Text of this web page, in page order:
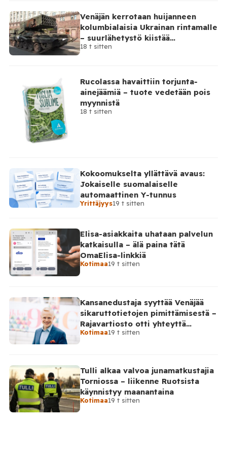
Venäjän kerrotaan huijanneen
kolumbialaisia Ukrainan rintamalle
– suurlähetystö kiistää
osallisuutensa
18 t sitten
Rucolassa havaittiin torjunta-
ainejäämiä – tuote vedetään pois
myynnistä
18 t sitten
Kokoomukselta yllättävä avaus:
Jokaiselle suomalaiselle
automaattinen Y-tunnus
Yrittäjyys19 t sitten
Elisa-asiakkaita uhataan palvelun
katkaisulla – älä paina tätä
OmaElisa-linkkiä
Kotimaa19 t sitten
Kansanedustaja syyttää Venäjää
sikaruttotietojen pimittämisestä –
Rajavartiosto otti yhteyttä
Venäjälle
Kotimaa19 t sitten
Tulli alkaa valvoa junamatkustajia
Torniossa – liikenne Ruotsista
käynnistyy maanantaina
Kotimaa19 t sitten